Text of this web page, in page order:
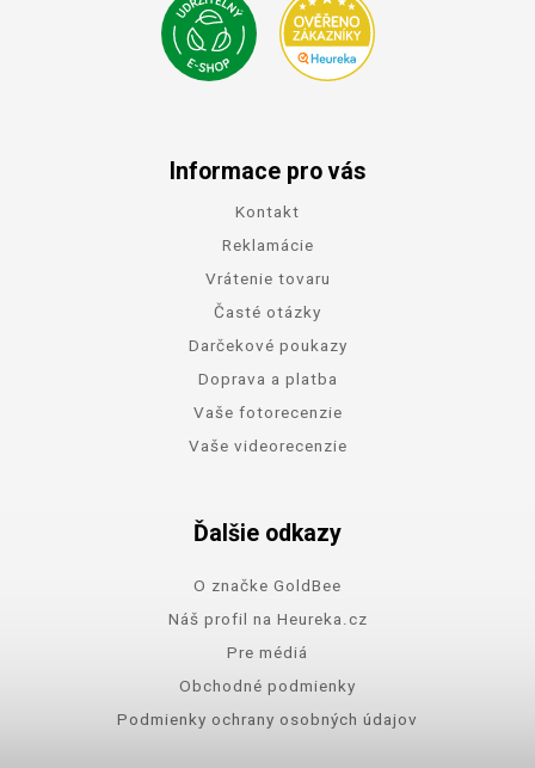
Informace pro vás
Kontakt
Reklamácie
Vrátenie tovaru
Časté otázky
Darčekové poukazy
Doprava a platba
Vaše fotorecenzie
Vaše videorecenzie
Ďalšie odkazy
O značke GoldBee
Náš profil na Heureka.cz
Pre médiá
Obchodné podmienky
Podmienky ochrany osobných údajov